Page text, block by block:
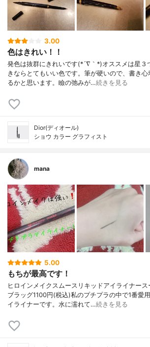
3.00
色はきれい！！
発色は抜群にきれいです(*´∇｀*)オススメは星３
きならとてもいい色です。筆が硬いので、書き
るかと思います。瞼の弛みが…続きを見る
Dior(ディオール)
ショウ カラー グラフィスト
mana
5.00
もちが最高です！
ヒロインメイクスムースリキッドアイライナー
ブラッグ1100円(税込)私のプチプラの中で1番愛
イライナーです。水に濡れて…続きを見る